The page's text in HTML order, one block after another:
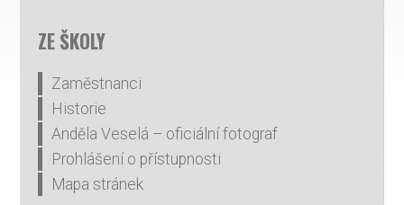
ZE ŠKOLY
Zaměstnanci
Historie
Anděla Veselá – oficiální fotograf
Prohlášení o přístupnosti
Mapa stránek